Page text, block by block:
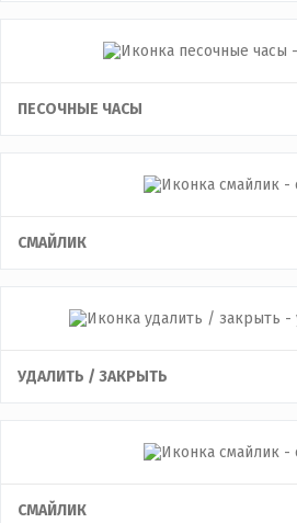
ПЕСОЧНЫЕ ЧАСЫ
СМАЙЛИК
УДАЛИТЬ / ЗАКРЫТЬ
СМАЙЛИК